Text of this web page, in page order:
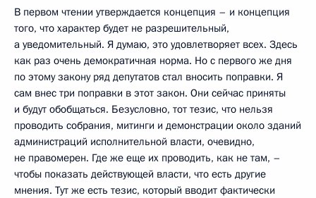
В первом чтении утверждается концепция – и концепция
того, что характер будет не разрешительный,
а уведомительный. Я думаю, это удовлетворяет всех. Здесь
как раз очень демократичная норма. Но с первого же дня
по этому закону ряд депутатов стал вносить поправки. Я
сам внес три поправки в этот закон. Они сейчас приняты
и будут обобщаться. Безусловно, тот тезис, что нельзя
проводить собрания, митинги и демонстрации около зданий
администраций исполнительной власти, очевидно,
не правомерен. Где же еще их проводить, как не там, –
чтобы показать действующей власти, что есть другие
мнения. Тут же есть тезис, который вводит фактически